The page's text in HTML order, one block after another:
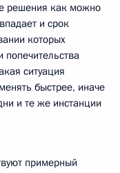
решения как можно
и срок
которых
ситуация
быстрее, иначе
и те же инстанции
примерный